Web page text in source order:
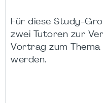
Für diese Study-
zwei Tutoren zur
Vortrag zum Thema
werden.